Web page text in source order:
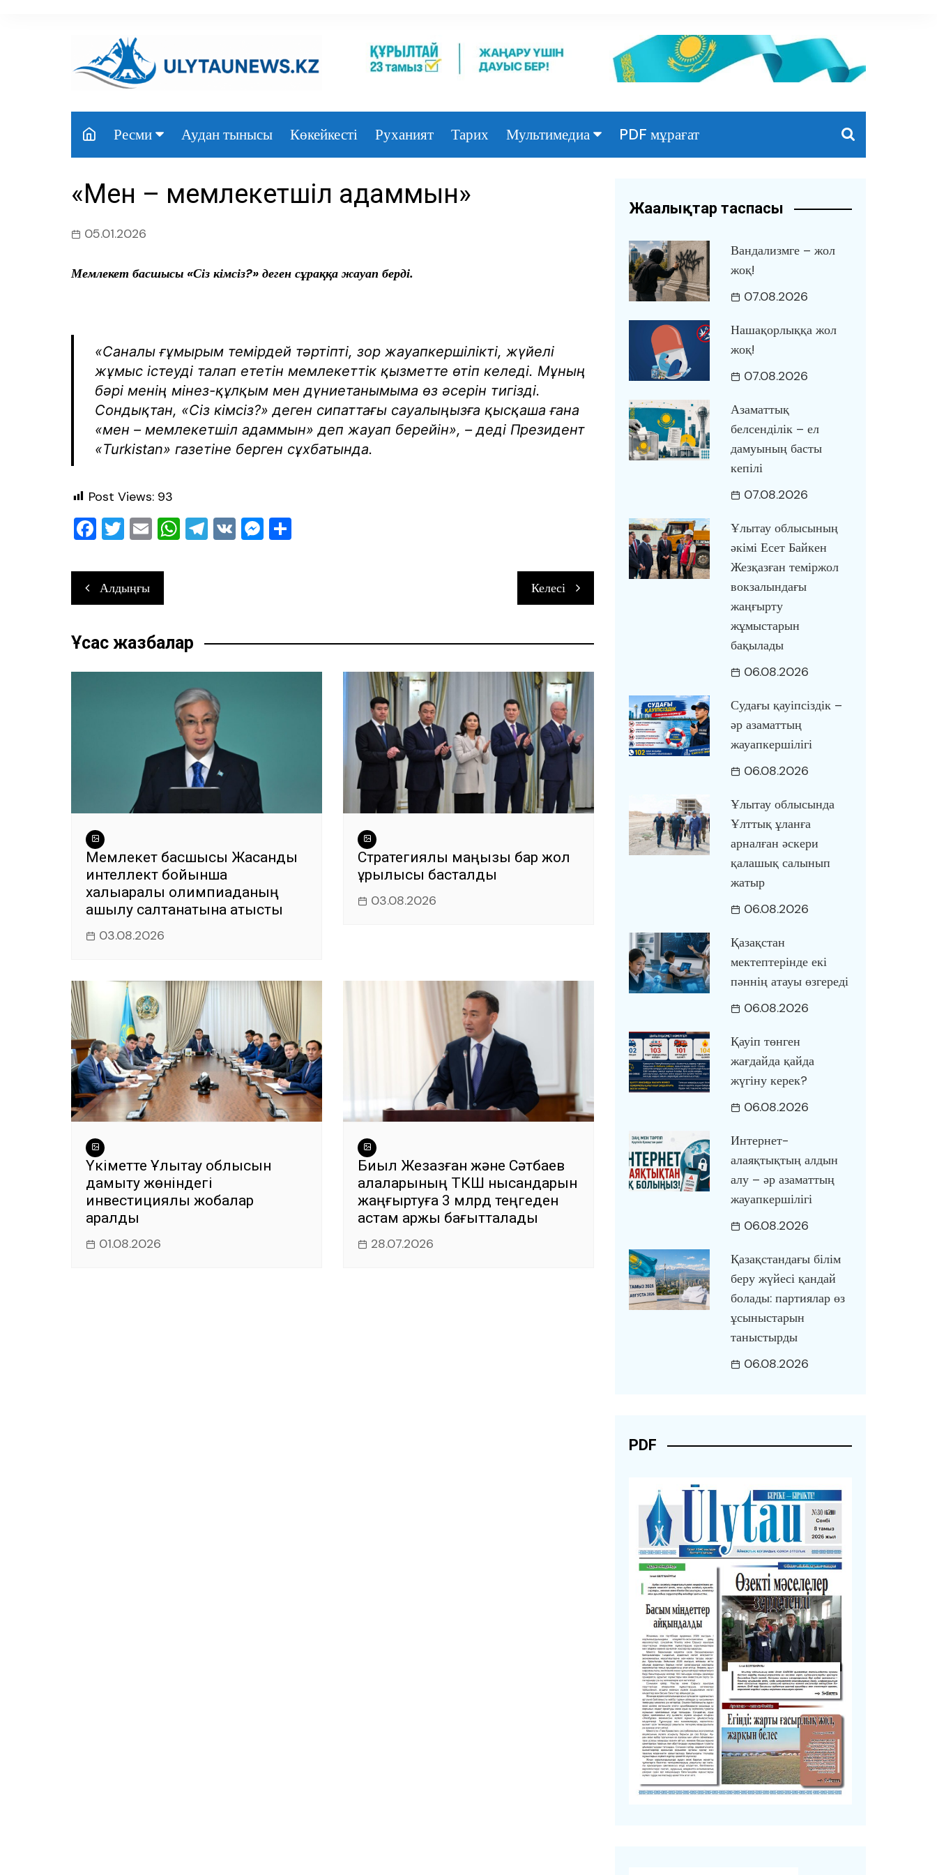
Ресми
Үкімет
Парламент
Аудан тынысы Көкейкесті Руханият Тарих Мультимедиа PDF мұрағат
«Мен – мемлекетшіл адаммын»
05.01.2026
Мемлекет басшысы «Сіз кімсіз?» деген сұраққа жауап берді.
«Саналы ғұмырым темірдей тәртіпті, зор жауапкершілікті, жүйелі
жұмыс істеуді талап ететін мемлекеттік қызметте өтіп келеді. Мұның
бәрі менің мінез-құлқым мен дүниетанымыма өз әсерін тигізді.
Сондықтан, «Сіз кімсіз?» деген сипаттағы сауалыңызға қысқаша ғана
«мен – мемлекетшіл адаммын» деп жауап берейін», – деді Президент
«Turkistan» газетіне берген сұхбатында.
Post Views: 93
F
c
e
o
T
tt
er
E
ai
W
p
T
m
V M
g
Навигация
по
записям
Алдыңғы Келесі
Ұқсас жазбалар
Мемлекет басшысы Жасанды
интеллект бойынша
халықаралық олимпиаданың
ашылу салтанатына қатысты
03.08.2026
Стратегиялық маңызы бар жол
құрылысы басталды
03.08.2026
Үкіметте Ұлытау облысын
дамыту жөніндегі
инвестициялық жобалар
қаралды
01.08.2026
Биыл Жезқазған және Сәтбаев
қалаларының ТКШ нысандарын
жаңғыртуға 3 млрд теңгеден
астам қаржы бағытталады
28.07.2026
Жаңалықтар таспасы
Вандализмге – жол
жоқ!
07.08.2026
Нашақорлыққа жол
жоқ!
07.08.2026
Азаматтық
белсенділік – ел
дамуының басты
кепілі
07.08.2026
Ұлытау облысының
әкімі Есет Байкен
Жезқазған теміржол
вокзалындағы
жаңғырту
жұмыстарын
бақылады
06.08.2026
Судағы қауіпсіздік –
әр азаматтың
жауапкершілігі
06.08.2026
Ұлытау облысында
Ұлттық ұланға
арналған әскери
қалашық салынып
жатыр
06.08.2026
Қазақстан
мектептерінде екі
пәннің атауы өзгереді
06.08.2026
Қауіп төнген
жағдайда қайда
жүгіну керек?
06.08.2026
Интернет-
алаяқтықтың алдын
алу – әр азаматтың
жауапкершілігі
06.08.2026
Қазақстандағы білім
беру жүйесі қандай
болады: партиялар өз
ұсыныстарын
таныстырды
06.08.2026
PDF